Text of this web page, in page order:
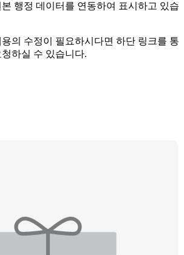
행정 데이터를 연동하여 표시하고 있습
의 수정이 필요하시다면 하단 링크를 통
하실 수 있습니다.